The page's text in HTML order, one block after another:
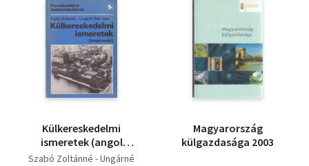
Külkereskedelmi
ismeretek (angol
nyelv)
Szabó Zoltánné - Ungárné
Magyarország
külgazdasága 2003